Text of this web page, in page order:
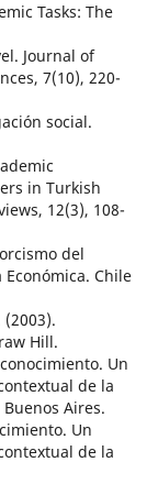
Tasks: The
Journal of
7(10), 220-
social.
in Turkish
12(3), 108-
del
Chile
(2003).
Hill.
Un
de la
Aires.
Un
de la